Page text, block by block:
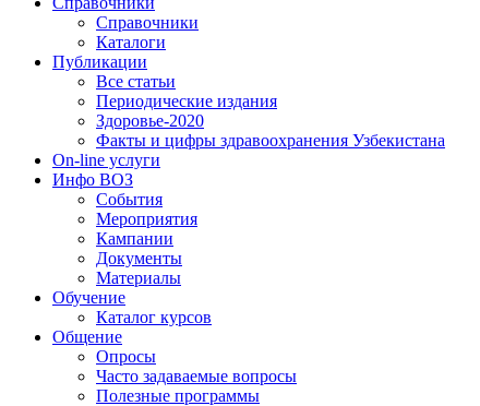
Справочники
Каталоги
Публикации
Все статьи
Периодические издания
Здоровье-2020
Факты и цифры здравоохранения Узбекистана
On-line услуги
Инфо ВОЗ
События
Мероприятия
Кампании
Документы
Материалы
Обучение
Каталог курсов
Общение
Опросы
Часто задаваемые вопросы
Полезные программы